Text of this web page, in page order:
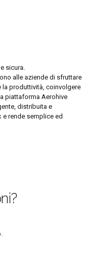
sicura.
alle aziende di sfruttare
la produttività, coinvolgere
piattaforma Aerohive
distribuita e
rende semplice ed